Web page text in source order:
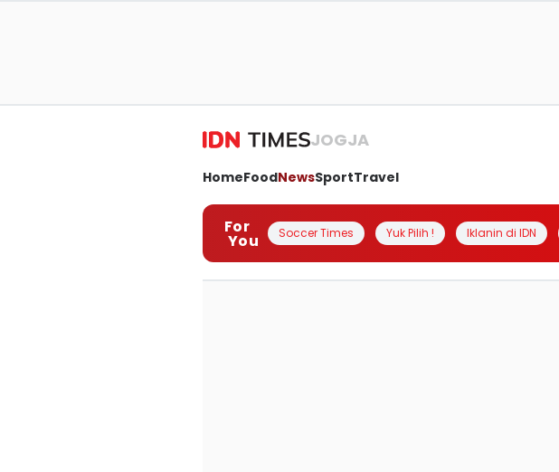
JOGJA
HomeFoodNewsSportTravel
For
You Soccer Times Yuk Pilih ! Iklanin di IDN